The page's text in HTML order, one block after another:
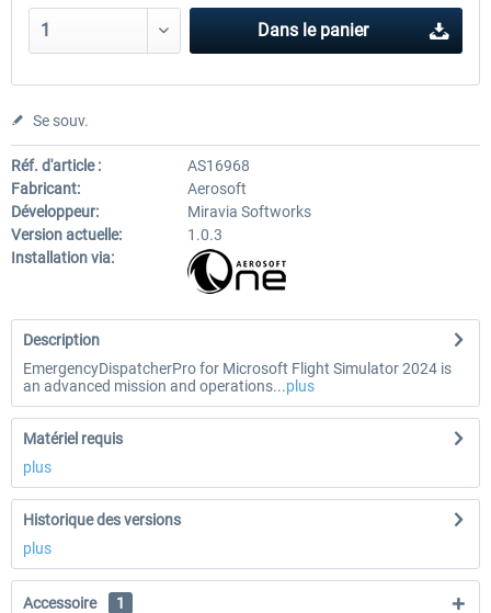
Dans le panier
Se souv.
Réf. d'article :
AS16968
Fabricant:
Aerosoft
Développeur:
Miravia Softworks
Version actuelle:
1.0.3
Installation via:
Description
EmergencyDispatcherPro for Microsoft Flight Simulator 2024 is
an advanced mission and operations...plus
Matériel requis
plus
Historique des versions
plus
Accessoire 1